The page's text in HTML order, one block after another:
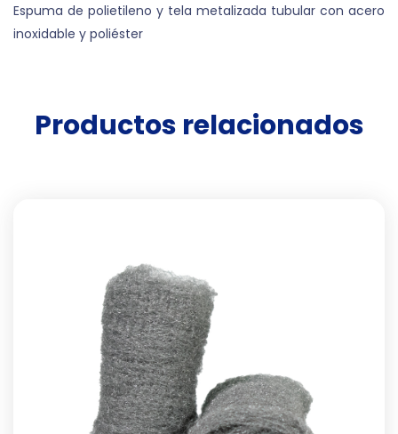
Espuma de polietileno y tela metalizada tubular con acero
inoxidable y poliéster
Productos relacionados